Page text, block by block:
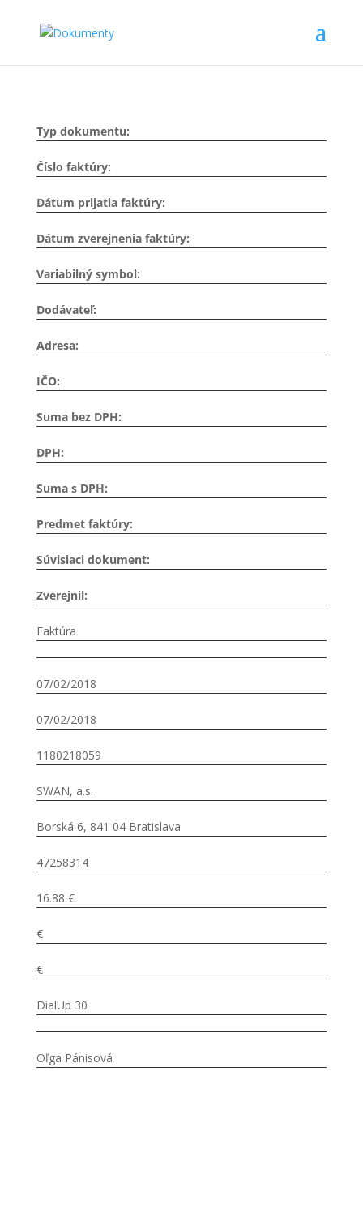
Typ dokumentu:
Číslo faktúry:
Dátum prijatia faktúry:
Dátum zverejnenia faktúry:
Variabilný symbol:
Dodávateľ:
Adresa:
IČO:
Suma bez DPH:
DPH:
Suma s DPH:
Predmet faktúry:
Súvisiaci dokument:
Zverejnil:
Faktúra
07/02/2018
07/02/2018
1180218059
SWAN, a.s.
Borská 6, 841 04 Bratislava
47258314
16.88 €
€
€
DialUp 30
Oľga Pánisová